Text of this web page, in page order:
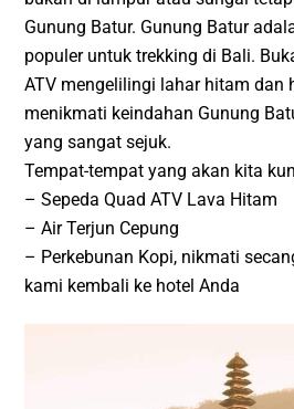
Gunung Batur. Gunung Batur
populer untuk trekking di Bali.
ATV mengelilingi lahar hitam dan
menikmati keindahan Gunung
yang sangat sejuk.
Tempat-tempat yang akan kita
– Sepeda Quad ATV Lava Hitam
– Air Terjun Cepung
– Perkebunan Kopi, nikmati
kami kembali ke hotel Anda